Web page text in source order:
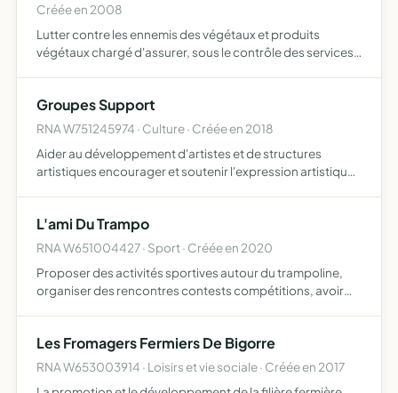
Créée en 2008
Lutter contre les ennemis des végétaux et produits
végétaux chargé d'assurer, sous le contrôle des services
Groupes Support
RNA W751245974 · Culture · Créée en 2018
Aider au développement d'artistes et de structures
artistiques encourager et soutenir l'expression artistique
L'ami Du Trampo
RNA W651004427 · Sport · Créée en 2020
Proposer des activités sportives autour du trampoline,
organiser des rencontres contests compétitions, avoir
Les Fromagers Fermiers De Bigorre
RNA W653003914 · Loisirs et vie sociale · Créée en 2017